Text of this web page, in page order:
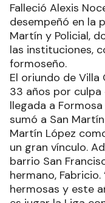
Falleció Alexis
desempeñó en la
Martín y Policial,
las instituciones,
formoseño.
El oriundo de Villa
33 años por culpa
llegada a
sumó a San
Martín López
un gran vínculo.
barrio San
hermano,
hermosas y este